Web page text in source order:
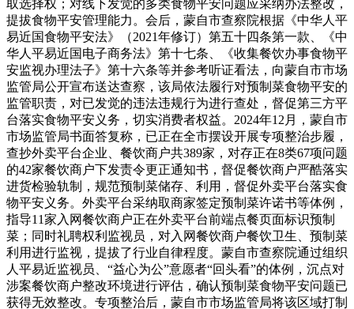
取选择权；对线下发觉的多类食物平安问题应采纳办法整改，
提拔食物平安管理能力。会后，蒙自市查察院根据《中华人平
易近国食物平安法》（2021年修订）第五十四条第一款、《中
华人平易近国电子商务法》第十七条、《收集餐饮办事食物平
安监视办理法子》第十六条等并参考听证看法，向蒙自市市场
监管局公开宣布送达查察，该局依法履行对预制菜食物平安的
监管职责，对已发觉的违法违规行为进行查处，督促第三方平
台落实食物平安义务，切实消费者权益。2024年12月，蒙自市
市场监管局书面答复称，已正在全市摆设开展专项整治步履，
查抄外卖平台企业、餐饮商户共389家，对存正在8类67项问题
的42家餐饮商户下发责令更正通知书，督促餐饮商户严酷落实
进货检验轨制，规范预制菜储存、利用，督促外卖平台落实食
物平安义务。外卖平台采纳取商家签定预制菜许诺书等体例，
指导11家入网餐饮商户正在外卖平台前端点餐页面标识预制
菜；同时礼聘权利监视员，对入网餐饮商户餐饮卫生、预制菜
利用进行监视，提拔了行业自律程度。蒙自市查察院通过组织
人平易近监视员、“益心为公”意愿者“回头看”的体例，沉点对
涉案餐饮商户整改环境进行评估，确认预制菜食物平安问题已
获得无效整改。专项整治后，蒙自市市场监管局将该区域打制